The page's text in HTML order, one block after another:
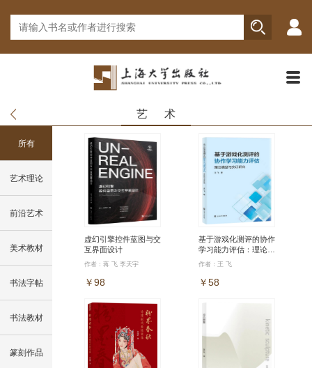
艺 术
所有
艺术理论
前沿艺术
美术教材
书法字帖
书法教材
篆刻作品
虚幻引擎控件蓝图与交
互界面设计
作者：蒋 飞 李天宇
￥98
基于游戏化测评的协作
学习能力评估：理论模
型与实证研究
作者：王 飞
￥58